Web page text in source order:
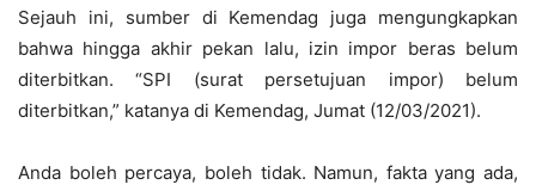
Sejauh ini, sumber di Kemendag juga mengungkapkan
bahwa hingga akhir pekan lalu, izin impor beras belum
diterbitkan. “SPI (surat persetujuan impor) belum
diterbitkan,” katanya di Kemendag, Jumat (12/03/2021).
Anda boleh percaya, boleh tidak. Namun, fakta yang ada,